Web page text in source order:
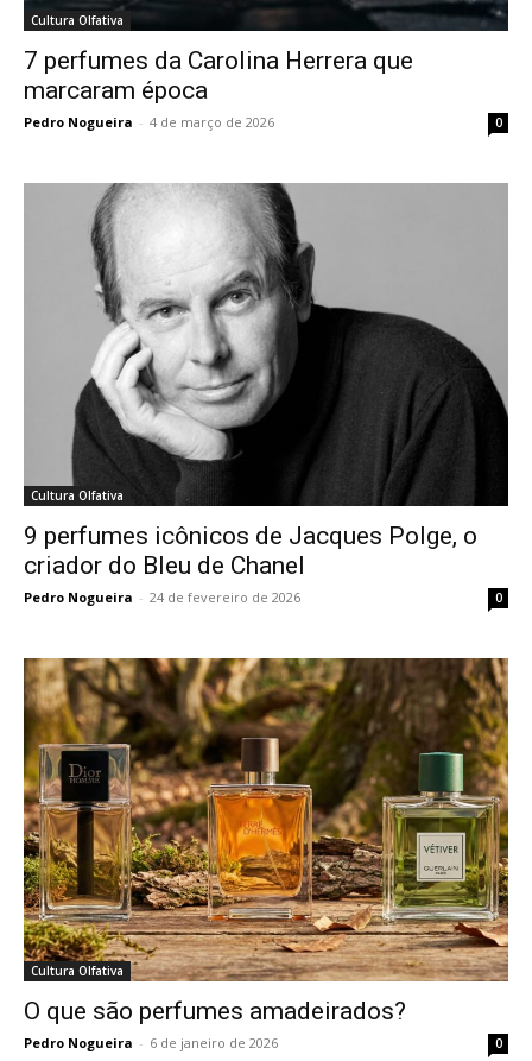
Cultura Olfativa
7 perfumes da Carolina Herrera que
marcaram época
Pedro Nogueira - 4 de março de 2026 0
Cultura Olfativa
9 perfumes icônicos de Jacques Polge, o
criador do Bleu de Chanel
Pedro Nogueira - 24 de fevereiro de 2026 0
Cultura Olfativa
O que são perfumes amadeirados?
Pedro Nogueira - 6 de janeiro de 2026 0